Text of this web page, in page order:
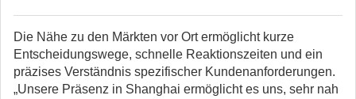
Die Nähe zu den Märkten vor Ort ermöglicht kurze
Entscheidungswege, schnelle Reaktionszeiten und ein
präzises Verständnis spezifischer Kundenanforderungen.
„Unsere Präsenz in Shanghai ermöglicht es uns, sehr nah